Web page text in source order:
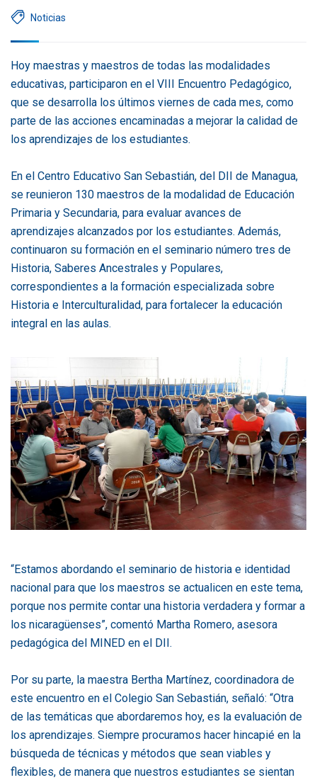
Noticias
Hoy maestras y maestros de todas las modalidades
educativas, participaron en el VIII Encuentro Pedagógico,
que se desarrolla los últimos viernes de cada mes, como
parte de las acciones encaminadas a mejorar la calidad de
los aprendizajes de los estudiantes.
En el Centro Educativo San Sebastián, del DII de Managua,
se reunieron 130 maestros de la modalidad de Educación
Primaria y Secundaria, para evaluar avances de
aprendizajes alcanzados por los estudiantes. Además,
continuaron su formación en el seminario número tres de
Historia, Saberes Ancestrales y Populares,
correspondientes a la formación especializada sobre
Historia e Interculturalidad, para fortalecer la educación
integral en las aulas.
“Estamos abordando el seminario de historia e identidad
nacional para que los maestros se actualicen en este tema,
porque nos permite contar una historia verdadera y formar a
los nicaragüenses”, comentó Martha Romero, asesora
pedagógica del MINED en el DII.
Por su parte, la maestra Bertha Martínez, coordinadora de
este encuentro en el Colegio San Sebastián, señaló: “Otra
de las temáticas que abordaremos hoy, es la evaluación de
los aprendizajes. Siempre procuramos hacer hincapié en la
búsqueda de técnicas y métodos que sean viables y
flexibles, de manera que nuestros estudiantes se sientan